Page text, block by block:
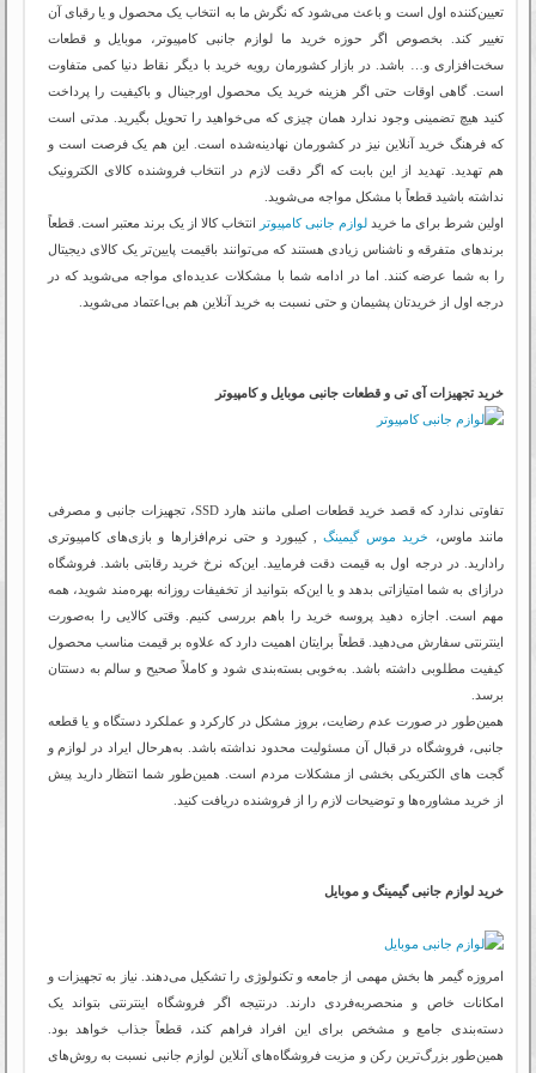
تعیین‌کننده اول است و باعث می‌شود که نگرش ما به انتخاب یک محصول و یا رقبای آن
تغییر کند. بخصوص اگر حوزه خرید ما لوازم جانبی کامپیوتر، موبایل و قطعات
سخت‌افزاری و… باشد. در بازار کشورمان رویه خرید با دیگر نقاط دنیا کمی متفاوت
است. گاهی اوقات حتی اگر هزینه خرید یک محصول اورجینال و باکیفیت را پرداخت
کنید هیچ تضمینی وجود ندارد همان چیزی که می‌خواهید را تحویل بگیرید. مدتی است
که فرهنگ خرید آنلاین نیز در کشورمان نهادینه‌شده است. این هم یک فرصت است و
هم تهدید. تهدید از این بابت که اگر دقت لازم در انتخاب فروشنده کالای الکترونیک
نداشته باشید قطعاً با مشکل مواجه می‌شوید.
اولین شرط برای ما خریدلوازم جانبی کامپیوتر انتخاب کالا از یک برند معتبر است. قطعاً
برندهای متفرقه و ناشناس زیادی هستند که می‌توانند باقیمت پایین‌تر یک کالای دیجیتال
را به شما عرضه کنند. اما در ادامه شما با مشکلات عدیده‌ای مواجه می‌شوید که در
درجه اول از خریدتان پشیمان و حتی نسبت به خرید آنلاین هم بی‌اعتماد می‌شوید.
خرید تجهیزات آی تی و قطعات جانبی موبایل و کامپیوتر
تفاوتی ندارد که قصد خرید قطعات اصلی مانند هارد SSD، تجهیزات جانبی و مصرفی
مانند ماوس،
خرید موس گیمینگ, کیبورد و حتی نرم‌افزارها و بازی‌های کامپیوتری
رادارید. در درجه اول به قیمت دقت فرمایید. این‌که نرخ خرید رقابتی باشد. فروشگاه
درازای به شما امتیازاتی بدهد و یا این‌که بتوانید از تخفیفات روزانه بهره‌مند شوید، همه
مهم است. اجازه دهید پروسه خرید را باهم بررسی کنیم. وقتی کالایی را به‌صورت
اینترنتی سفارش می‌دهید. قطعاً برایتان اهمیت دارد که علاوه بر قیمت مناسب محصول
کیفیت مطلوبی داشته باشد. به‌خوبی بسته‌بندی شود و کاملاً صحیح و سالم به دستتان
برسد.
همین‌طور در صورت عدم رضایت، بروز مشکل در کارکرد و عملکرد دستگاه و یا قطعه
جانبی، فروشگاه در قبال آن مسئولیت محدود نداشته باشد. به‌هرحال ایراد در لوازم و
گجت های الکتریکی بخشی از مشکلات مردم است. همین‌طور شما انتظار دارید پیش
از خرید مشاوره‌ها و توضیحات لازم را از فروشنده دریافت کنید.
خرید لوازم جانبی گیمینگ و موبایل
امروزه گیمر ها بخش مهمی از جامعه و تکنولوژی را تشکیل می‌دهند. نیاز به تجهیزات و
امکانات خاص و منحصربه‌فردی دارند. درنتیجه اگر فروشگاه اینترنتی بتواند یک
دسته‌بندی جامع و مشخص برای این افراد فراهم کند، قطعاً جذاب خواهد بود.
همین‌طور بزرگ‌ترین رکن و مزیت فروشگاه‌های آنلاین لوازم جانبی نسبت به روش‌های